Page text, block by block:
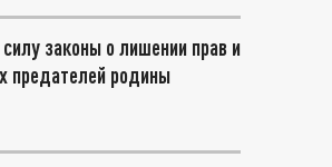
законы о лишении прав и
предателей родины